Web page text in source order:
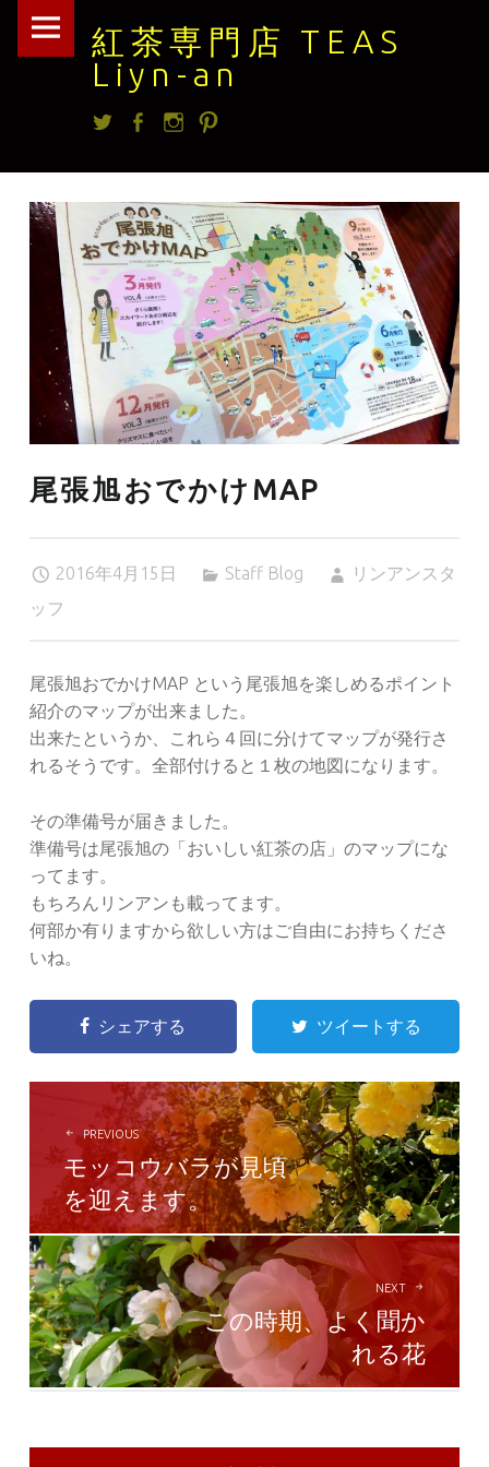
紅茶専門店 TEAS
Liyn-an
紅
Liyn-
navigation
Skip
Twitterfacebook
Instagram
尾張旭おでかけMAP
2016年4月15日 Staff Blog
リンアンスタ
ッフ
尾張旭おでかけMAP という尾張旭を楽しめるポイント
紹介のマップが出来ました。
出来たというか、これら４回に分けてマップが発行さ
れるそうです。全部付けると１枚の地図になります。
その準備号が届きました。
準備号は尾張旭の「おいしい紅茶の店」のマップにな
ってます。
もちろんリンアンも載ってます。
何部か有りますから欲しい方はご自由にお持ちくださ
いね。
シェアする ツイートする
POST
NAVIGATION
PREVIOUS
モッコウバラが見頃
を迎えます。
NEXT
この時期、よく聞か
れる花